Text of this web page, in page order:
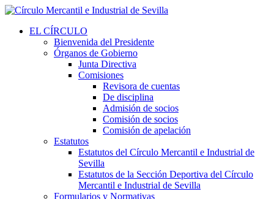
EL CÍRCULO
Bienvenida del Presidente
Órganos de Gobierno
Junta Directiva
Comisiones
Revisora de cuentas
De disciplina
Admisión de socios
Comisión de socios
Comisión de apelación
Estatutos
Estatutos del Círculo Mercantil e Industrial de
Sevilla
Estatutos de la Sección Deportiva del Círculo
Mercantil e Industrial de Sevilla
Formularios y Normativas